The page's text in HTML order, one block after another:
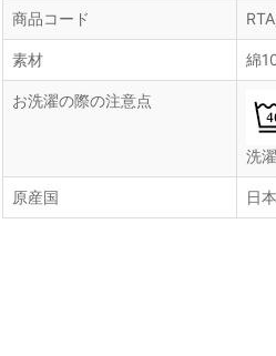
商品コード
素材 綿
お洗濯の際の注意点
洗
原産国 日本